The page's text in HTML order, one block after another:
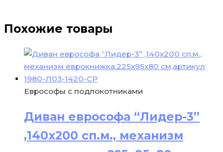
Похожие товары
Еврософы с подлокотниками
Диван еврософа “Лидер-3”
,140х200 сп.м., механизм